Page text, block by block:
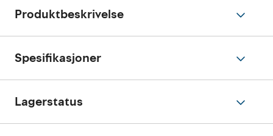
Produktbeskrivelse
Spesifikasjoner
Lagerstatus